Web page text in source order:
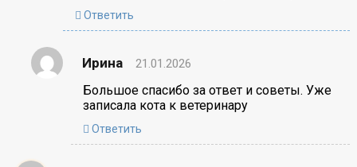
Ответить
Ирина 21.01.2026
Большое спасибо за ответ и советы. Уже
записала кота к ветеринару
Ответить